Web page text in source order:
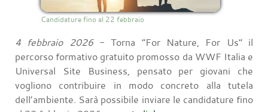
Candidature fino al 22 febbraio
4 febbraio 2026- Torna “For Nature, For Us” il
percorso formativo gratuito promosso da WWF Italia e
Universal Site Business, pensato per giovani che
vogliono contribuire in modo concreto alla tutela
dell’ambiente. Sarà possibile inviare le candidature fino